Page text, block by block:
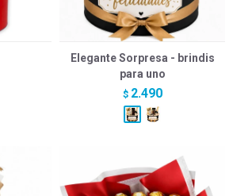
Elegante Sorpresa - brindis
para uno
$ 2.490